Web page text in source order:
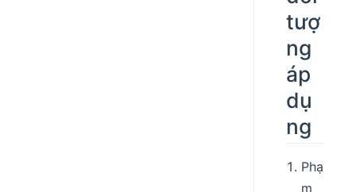
tượ
ng
áp
dụ
ng
Phạ
m